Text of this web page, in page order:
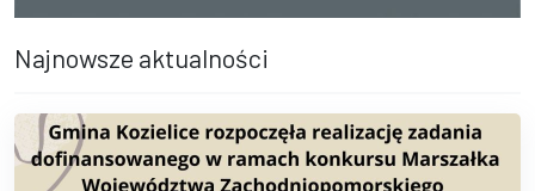
Najnowsze aktualności